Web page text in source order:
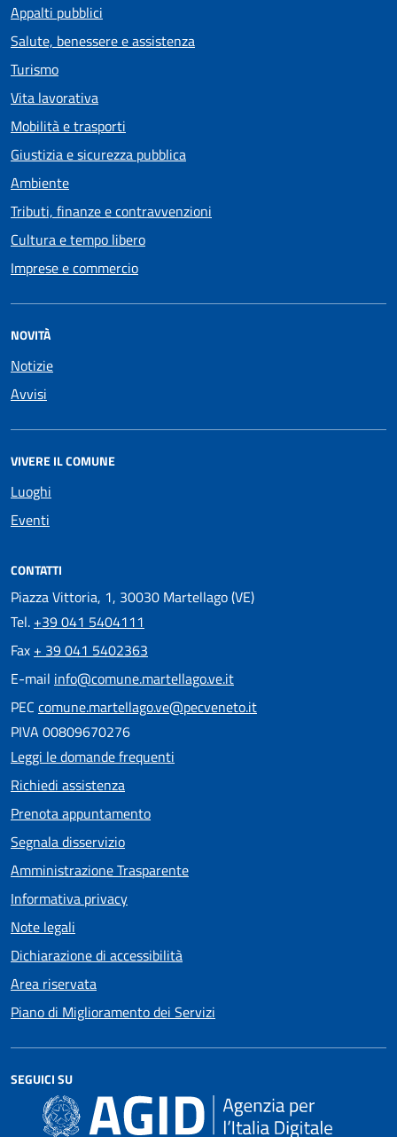
Appalti pubblici
Salute, benessere e assistenza
Turismo
Vita lavorativa
Mobilità e trasporti
Giustizia e sicurezza pubblica
Ambiente
Tributi, finanze e contravvenzioni
Cultura e tempo libero
Imprese e commercio
NOVITÀ
Notizie
Avvisi
VIVERE IL COMUNE
Luoghi
Eventi
CONTATTI
Piazza Vittoria, 1, 30030 Martellago (VE)
Tel. +39 041 5404111
Fax + 39 041 5402363
E-mail info@comune.martellago.ve.it
PEC comune.martellago.ve@pecveneto.it
PIVA 00809670276
Leggi le domande frequenti
Richiedi assistenza
Prenota appuntamento
Segnala disservizio
Amministrazione Trasparente
Informativa privacy
Note legali
Dichiarazione di accessibilità
Area riservata
Piano di Miglioramento dei Servizi
SEGUICI SU